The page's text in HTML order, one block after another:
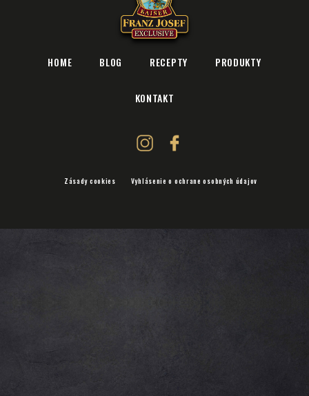
HOME BLOG RECEPTY PRODUKTY
KONTAKT
Zásady cookies Vyhlásenie o ochrane osobných údajov